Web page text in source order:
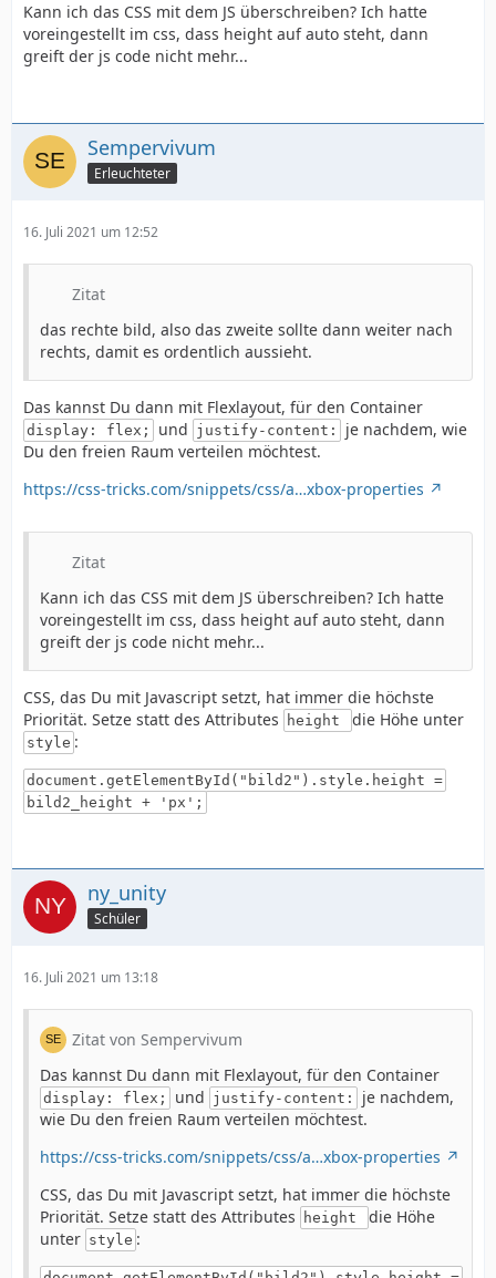
Kann ich das CSS mit dem JS überschreiben? Ich hatte
voreingestellt im css, dass height auf auto steht, dann
greift der js code nicht mehr...
Sempervivum
Erleuchteter
16. Juli 2021 um 12:52
Zitat
das rechte bild, also das zweite sollte dann weiter nach
rechts, damit es ordentlich aussieht.
Das kannst Du dann mit Flexlayout, für den Container
display: flex; und justify-content:
je nachdem, wie
Du den freien Raum verteilen möchtest.
https://css-tricks.com/snippets/css/a…xbox-properties
Zitat
Kann ich das CSS mit dem JS überschreiben? Ich hatte
voreingestellt im css, dass height auf auto steht, dann
greift der js code nicht mehr...
CSS, das Du mit Javascript setzt, hat immer die höchste
Priorität. Setze statt des Attributes
height die Höhe unter
style :
document.getElementById("bild2").style.height =
bild2_height + 'px';
ny_unity
Schüler
16. Juli 2021 um 13:18
Zitat von Sempervivum
Das kannst Du dann mit Flexlayout, für den Container
display: flex; und justify-content:
je nachdem,
wie Du den freien Raum verteilen möchtest.
https://css-tricks.com/snippets/css/a…xbox-properties
CSS, das Du mit Javascript setzt, hat immer die höchste
Priorität. Setze statt des Attributes
height
die Höhe
unter style :